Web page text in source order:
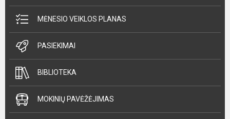
MĖNESIO VEIKLOS PLANAS
PASIEKIMAI
BIBLIOTEKA
MOKINIŲ PAVĖŽĖJIMAS